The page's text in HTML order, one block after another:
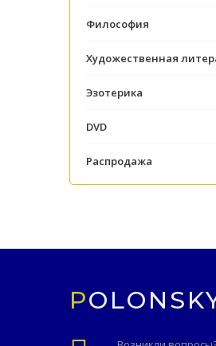
Философия
Художественная
Эзотерика
DVD
Распродажа